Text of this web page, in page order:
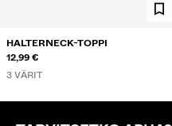
HALTERNECK-TOPPI
12,99 €
3 VÄRIT